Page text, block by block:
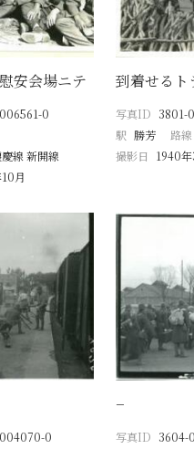
安会場ニテ
0
線 新開線
月
到着せるト
写真ID 3801-
駅 勝芳 路線
撮影日
1940年
0
−
写真ID 3604-